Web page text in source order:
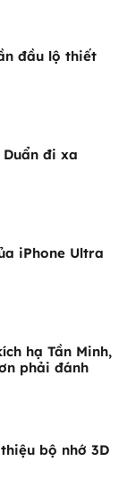
đầu lộ thiết
đi xa
iPhone Ultra
hạ Tần Minh,
phải đánh
bộ nhớ 3D